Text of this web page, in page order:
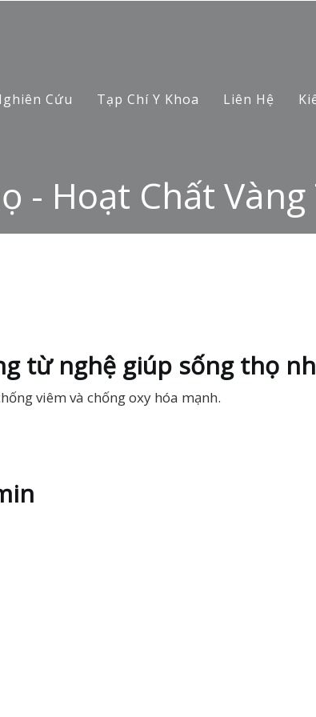
Cứu Tạp Chí Y Khoa Liên Hệ
- Hoạt Chất
từ nghệ giúp sống thọ
viêm và chống oxy hóa mạnh.